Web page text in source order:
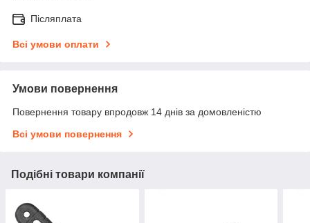
Післяплата
Всі умови оплати
Умови повернення
Повернення товару впродовж 14 днів за домовленістю
Всі умови повернення
Подібні товари компанії